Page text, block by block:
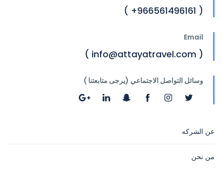
( 966561496161+ )
Email
( info@attayatravel.com )
وسائل التواصل الاجتماعي (يرجى متابعتنا )
عن الشركه
من نحن